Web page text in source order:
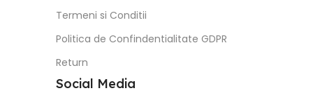
Termeni si Conditii
Politica de Confindentialitate GDPR
Return
Social Media